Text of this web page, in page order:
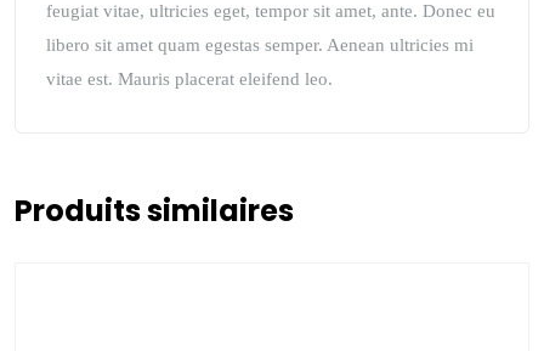
feugiat vitae, ultricies eget, tempor sit amet, ante. Donec eu
libero sit amet quam egestas semper. Aenean ultricies mi
vitae est. Mauris placerat eleifend leo.
Produits similaires